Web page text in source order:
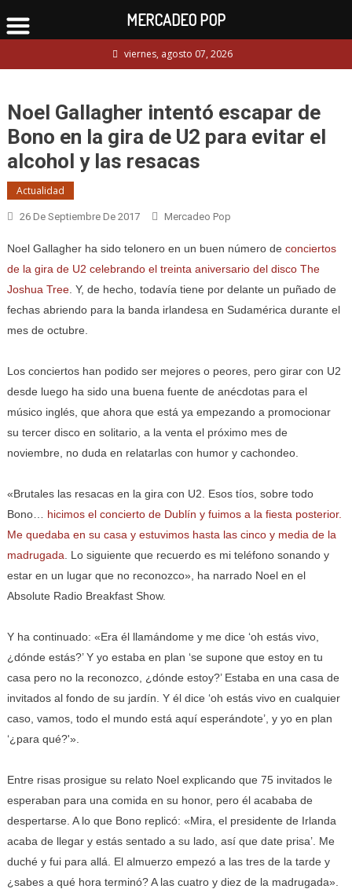
to
viernes, agosto 07, 2026
Noel Gallagher intentó escapar de
Bono en la gira de U2 para evitar el
alcohol y las resacas
Actualidad
26 De Septiembre De 2017 Mercadeo Pop
Noel Gallagher ha sido telonero en un buen número de conciertos
de la gira de U2 celebrando el treinta aniversario del disco The
Joshua Tree. Y, de hecho, todavía tiene por delante un puñado de
fechas abriendo para la banda irlandesa en Sudamérica durante el
mes de octubre.
Los conciertos han podido ser mejores o peores, pero girar con U2
desde luego ha sido una buena fuente de anécdotas para el
músico inglés, que ahora que está ya empezando a promocionar
su tercer disco en solitario, a la venta el próximo mes de
noviembre, no duda en relatarlas con humor y cachondeo.
«Brutales las resacas en la gira con U2. Esos tíos, sobre todo
Bono… hicimos el concierto de Dublín y fuimos a la fiesta posterior.
Me quedaba en su casa y estuvimos hasta las cinco y media de la
madrugada . Lo siguiente que recuerdo es mi teléfono sonando y
estar en un lugar que no reconozco», ha narrado Noel en el
Absolute Radio Breakfast Show.
Y ha continuado: «Era él llamándome y me dice ‘oh estás vivo,
¿dónde estás?’ Y yo estaba en plan ‘se supone que estoy en tu
casa pero no la reconozco, ¿dónde estoy?’ Estaba en una casa de
invitados al fondo de su jardín. Y él dice ‘oh estás vivo en cualquier
caso, vamos, todo el mundo está aquí esperándote’, y yo en plan
‘¿para qué?'».
Entre risas prosigue su relato Noel explicando que 75 invitados le
esperaban para una comida en su honor, pero él acababa de
despertarse. A lo que Bono replicó: «Mira, el presidente de Irlanda
acaba de llegar y estás sentado a su lado, así que date prisa’. Me
duché y fui para allá. El almuerzo empezó a las tres de la tarde y
¿sabes a qué hora terminó? A las cuatro y diez de la madrugada».
MERCADEO POP